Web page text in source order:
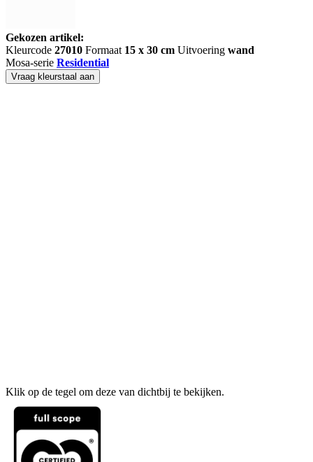
Gekozen artikel:
Kleurcode 27010 Formaat 15 x 30 cm Uitvoering wand
Mosa-serie Residential
Vraag kleurstaal aan
Klik op de tegel om deze van dichtbij te bekijken.